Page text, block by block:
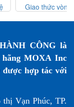
Giải pháp dự phòng
CÔNG là
MOXA Inc
hợp tác với
Vạn Phúc, TP.